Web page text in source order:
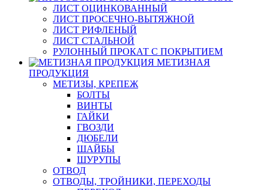
ЛИСТ ОЦИНКОВАННЫЙ
ЛИСТ ПРОСЕЧНО-ВЫТЯЖНОЙ
ЛИСТ РИФЛЕНЫЙ
ЛИСТ СТАЛЬНОЙ
РУЛОННЫЙ ПРОКАТ С ПОКРЫТИЕМ
МЕТИЗНАЯ
ПРОДУКЦИЯ
МЕТИЗЫ, КРЕПЕЖ
БОЛТЫ
ВИНТЫ
ГАЙКИ
ГВОЗДИ
ДЮБЕЛИ
ШАЙБЫ
ШУРУПЫ
ОТВОД
ОТВОДЫ, ТРОЙНИКИ, ПЕРЕХОДЫ